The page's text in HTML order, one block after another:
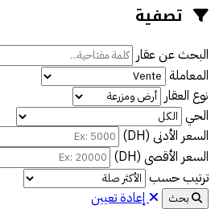
تصفية
البحث عن عقار
المعاملة
نوع العقار
الحي
السعر الأدنى (DH)
السعر الأقصى (DH)
ترتيب حسب
بحث إعادة تعيين